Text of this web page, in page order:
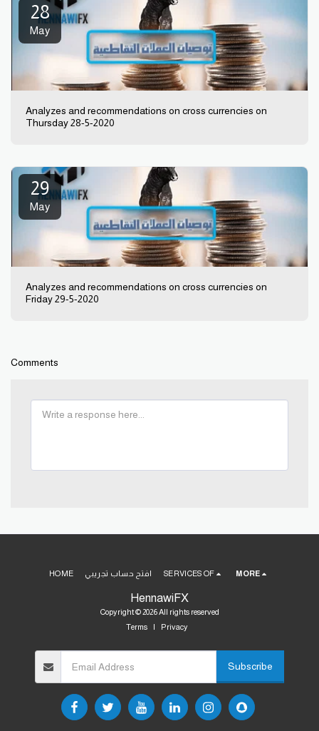
28
May
Analyzes and recommendations on cross currencies on
Thursday 28-5-2020
29
May
Analyzes and recommendations on cross currencies on
Friday 29-5-2020
Comments
HennawiFX
Copyright © 2026 All rights reserved
Terms| Privacy
HOME افتح حساب تجريبي SERVICES OF MORE
Subscribe